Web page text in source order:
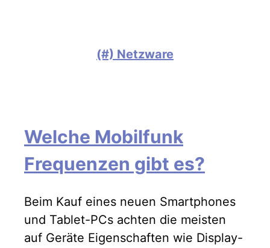
(#) Netzware
Welche Mobilfunk
Frequenzen gibt es?
Beim Kauf eines neuen Smartphones
und Tablet-PCs achten die meisten
auf Geräte Eigenschaften wie Display-